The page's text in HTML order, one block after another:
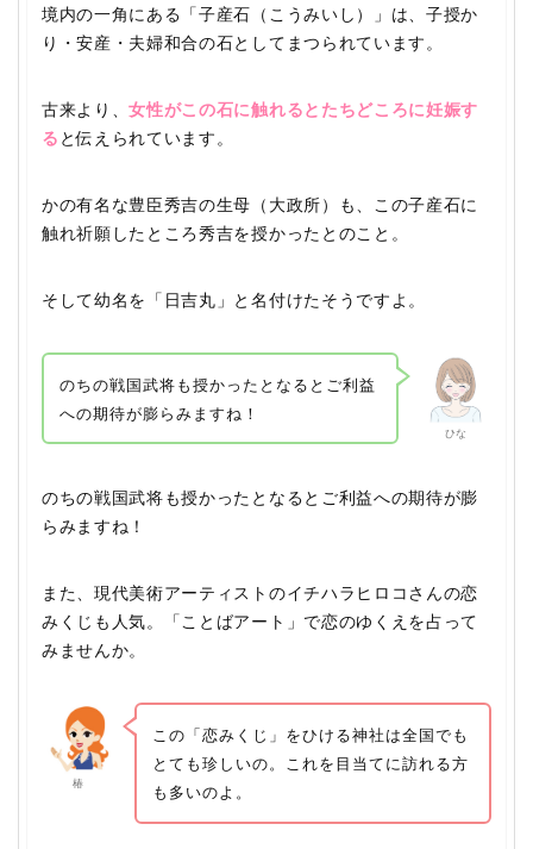
境内の一角にある「子産石（こうみいし）」は、子授か
り・安産・夫婦和合の石としてまつられています。
古来より、女性がこの石に触れるとたちどころに妊娠す
る と伝えられています。
かの有名な豊臣秀吉の生母（大政所）も、この子産石に
触れ祈願したところ秀吉を授かったとのこと。
そして幼名を「日吉丸」と名付けたそうですよ。
ひな
のちの戦国武将も授かったとなるとご利益
への期待が膨らみますね！
のちの戦国武将も授かったとなるとご利益への期待が膨
らみますね！
また、現代美術アーティストのイチハラヒロコさんの恋
みくじも人気。「ことばアート」で恋のゆくえを占って
みませんか。
椿
この「恋みくじ」をひける神社は全国でも
とても珍しいの。これを目当てに訪れる方
も多いのよ。